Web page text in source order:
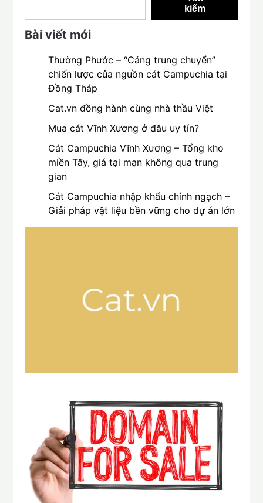
kiếm
Bài viết mới
Thường Phước – “Cảng trung chuyển”
chiến lược của nguồn cát Campuchia tại
Đồng Tháp
Cat.vn đồng hành cùng nhà thầu Việt
Mua cát Vĩnh Xương ở đâu uy tín?
Cát Campuchia Vĩnh Xương – Tổng kho
miền Tây, giá tại mạn không qua trung
gian
Cát Campuchia nhập khẩu chính ngạch –
Giải pháp vật liệu bền vững cho dự án lớn